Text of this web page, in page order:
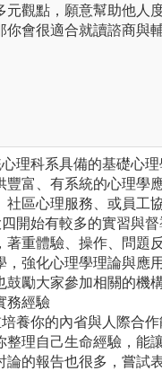
元觀點，願意幫助他人
你會很適合就讀諮商與
理科系具備的基礎心
豐富、有系統的心理學
社區心理服務、或員工
開始有較多的實習與
著重體驗、操作、問題
，強化心理學理論與應
鼓勵大家參加相關的機
務經驗
養你的內省與人際合
整理自己生命經驗，能
論的報告也很多，嘗試